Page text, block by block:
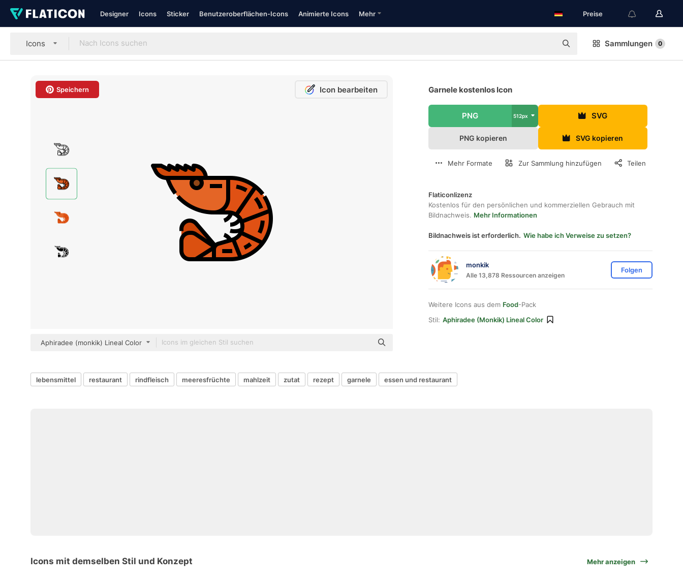
Designer Icons Sticker Benutzeroberflächen-Icons Animierte Icons Mehr Preise
Icons Sammlungen 0
Speichern Icon bearbeiten
Aphiradee (monkik) Lineal Color
Garnele kostenlos Icon
PNG 512px SVG
PNG kopieren SVG kopieren
Mehr Formate Zur Sammlung hinzufügen Teilen
Flaticonlizenz
Kostenlos für den persönlichen und kommerziellen Gebrauch mit
Bildnachweis. Mehr Informationen
Bildnachweis ist erforderlich. Wie habe ich Verweise zu setzen?
monkik
Alle 13,878 Ressourcen anzeigen
Folgen
Weitere Icons aus dem Food-Pack
Stil: Aphiradee (monkik) Lineal Color
lebensmittel restaurant rindfleisch meeresfrüchte mahlzeit zutat rezept garnele essen und restaurant
Icons mit demselben Stil und Konzept Mehr anzeigen